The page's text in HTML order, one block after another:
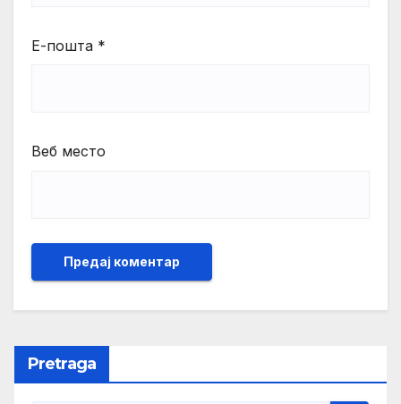
Е-пошта *
Веб место
Pretraga